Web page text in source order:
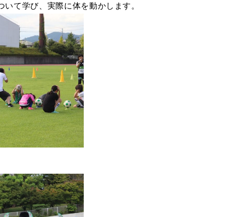
て学び、実際に体を動かします。